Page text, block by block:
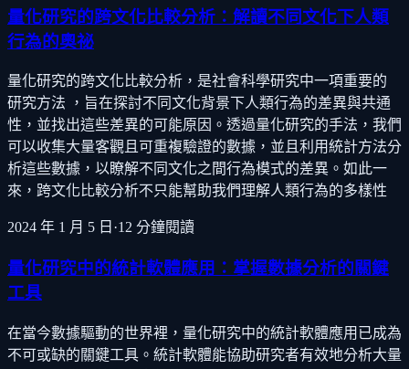
量化研究的跨文化比較分析：解讀不同文化下人類
行為的奧祕
量化研究的跨文化比較分析，是社會科學研究中一項重要的
研究方法 ，旨在探討不同文化背景下人類行為的差異與共通
性，並找出這些差異的可能原因。透過量化研究的手法，我們
可以收集大量客觀且可重複驗證的數據，並且利用統計方法分
析這些數據，以瞭解不同文化之間行為模式的差異。如此一
來，跨文化比較分析不只能幫助我們理解人類行為的多樣性
2024 年 1 月 5 日 ·12 分鐘閱讀
量化研究中的統計軟體應用：掌握數據分析的關鍵
工具
在當今數據驅動的世界裡，量化研究中的統計軟體應用已成為
不可或缺的關鍵工具。統計軟體能協助研究者有效地分析大量